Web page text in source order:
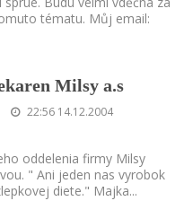
tématu. Můj email:
Milsy a.s
22:56 14.12.2004
oddelenia firmy Milsy
" Ani jeden nas vyrobok
diete." Majka...